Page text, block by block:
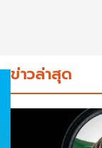
ข่าวล่าสุด